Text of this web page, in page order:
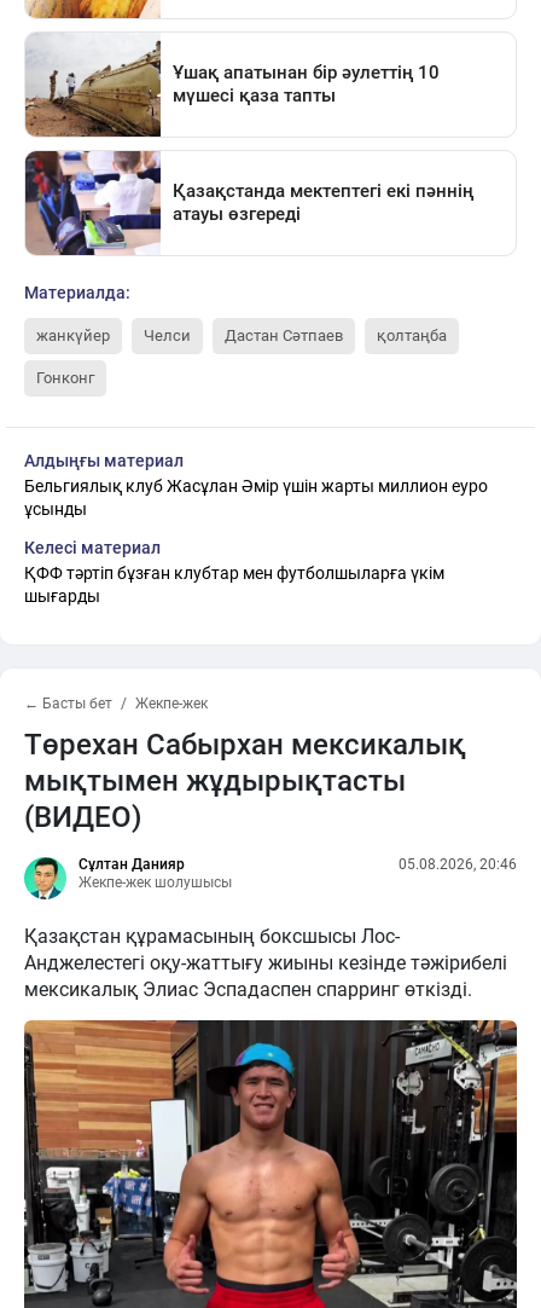
Материалда:
жанкүйер Челси Дастан Сәтпаев қолтаңба
Гонконг
Алдыңғы материал
Бельгиялық клуб Жасұлан Әмір үшін жарты миллион еуро
ұсынды
Келесі материал
ҚФФ тәртіп бұзған клубтар мен футболшыларға үкім
шығарды
← Басты бет Жекпе-жек
Төрехан Сабырхан мексикалық
мықтымен жұдырықтасты
(ВИДЕО)
Сұлтан Данияр
Жекпе-жек шолушысы
05.08.2026, 20:46
Қазақстан құрамасының боксшысы Лос-
Анджелестегі оқу-жаттығу жиыны кезінде тәжірибелі
мексикалық Элиас Эспадаспен спарринг өткізді.